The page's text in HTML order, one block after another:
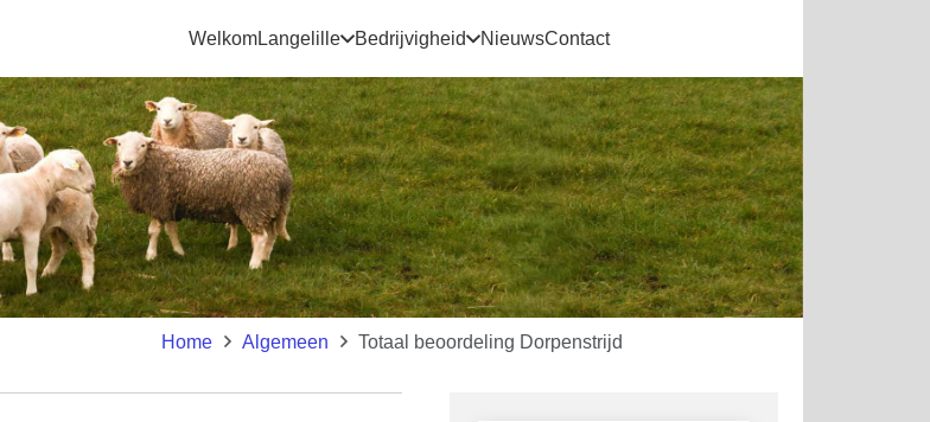
WelkomLangelille Bedrijvigheid NieuwsContact
Home Algemeen Totaal beoordeling Dorpenstrijd